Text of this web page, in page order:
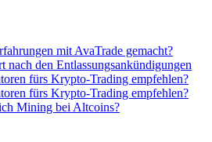
mit AvaTrade gemacht?
nach den Entlassungsankündigungen
fürs Krypto-Trading empfehlen?
fürs Krypto-Trading empfehlen?
Mining bei Altcoins?